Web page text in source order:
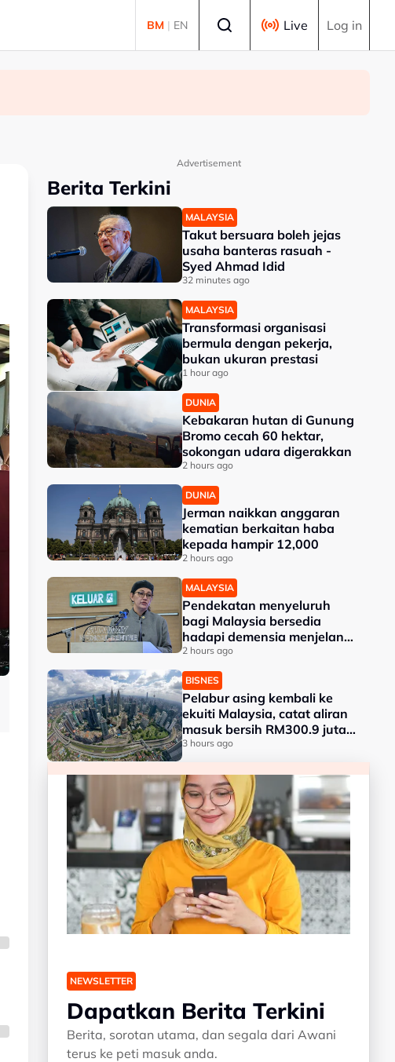
BM | EN Live Log in
Advertisement
Berita Terkini
MALAYSIA
Takut bersuara boleh jejas
usaha banteras rasuah -
Syed Ahmad Idid
32 minutes ago
MALAYSIA
Transformasi organisasi
bermula dengan pekerja,
bukan ukuran prestasi
1 hour ago
DUNIA
Kebakaran hutan di Gunung
Bromo cecah 60 hektar,
sokongan udara digerakkan
2 hours ago
DUNIA
Jerman naikkan anggaran
kematian berkaitan haba
kepada hampir 12,000
2 hours ago
MALAYSIA
Pendekatan menyeluruh
bagi Malaysia bersedia
hadapi demensia menjelang
2030 - Hanifah
2 hours ago
BISNES
Pelabur asing kembali ke
ekuiti Malaysia, catat aliran
masuk bersih RM300.9 juta
pada Julai
3 hours ago
NEWSLETTER
Dapatkan Berita Terkini
Berita, sorotan utama, dan segala dari Awani
terus ke peti masuk anda.